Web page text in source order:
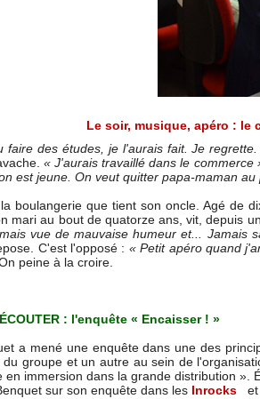
Le soir, musique, apéro : le
faire des études, je l'aurais fait. Je
« J'aurais travaillé dans le commerce
est jeune. On veut quitter papa-maman
boulangerie que tient son oncle. Agé de
mari au bout de quatorze ans, vit, depuis
vue de mauvaise humeur et... Jamais
C'est l'opposé : « Petit apéro quand
peine à la croire.
: l'enquête « Encaisser ! »
a mené une enquête dans une des
groupe et un autre au sein de
immersion dans la grande distribution ».
sur son enquête dans les Inrockset